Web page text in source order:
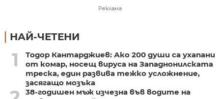
Реклама
НАЙ-ЧЕТЕНИ
1
Тодор Кантарджиев: Ако 200 души са ухапани
от комар, носещ вируса на Западнонилската
треска, един развива тежко усложнение,
засягащо мозъка
38-годишен мъж изчезна във водите на